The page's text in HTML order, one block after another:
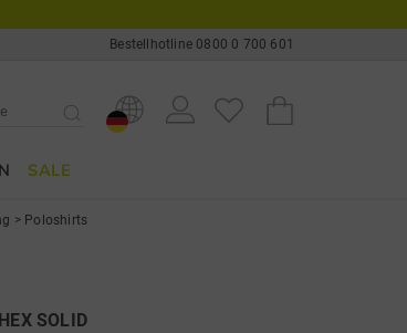
Bestellhotline 0800 0 700 601
SALE
> Poloshirts
SOLID